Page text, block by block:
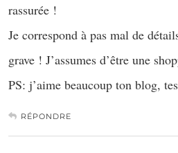
rassurée !
Je correspond à pas mal de
grave ! J’assumes d’être une
PS: j’aime beaucoup ton blog,
RÉPONDRE